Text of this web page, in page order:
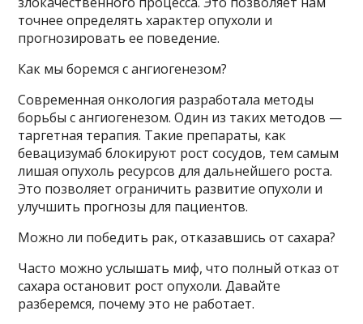
точнее определять характер опухоли и
прогнозировать ее поведение.
Как мы боремся с ангиогенезом?
Современная онкология разработала методы
борьбы с ангиогенезом. Один из таких методов —
таргетная терапия. Такие препараты, как
бевацизумаб блокируют рост сосудов, тем самым
лишая опухоль ресурсов для дальнейшего роста.
Это позволяет ограничить развитие опухоли и
улучшить прогнозы для пациентов.
Можно ли победить рак, отказавшись от сахара?
Часто можно услышать миф, что полный отказ от
сахара остановит рост опухоли. Давайте
разберемся, почему это не работает.